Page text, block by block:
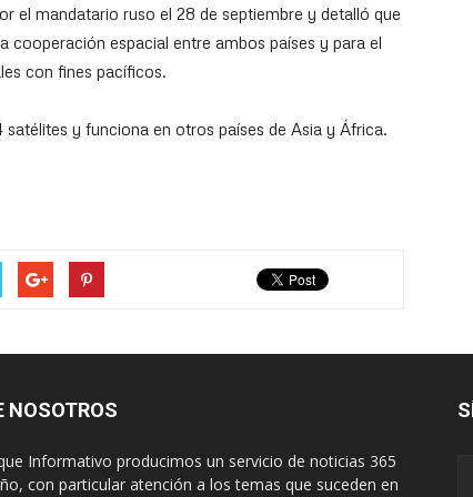
el mandatario ruso el 28 de septiembre y detalló que
cooperación espacial entre ambos países y para el
con fines pacíficos.
y funciona en otros países de Asia y África.
NOSOTROS
Informativo producimos un servicio de noticias 365
con particular atención a los temas que suceden en